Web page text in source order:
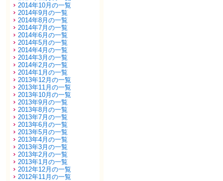
2014年10月の一覧
2014年9月の一覧
2014年8月の一覧
2014年7月の一覧
2014年6月の一覧
2014年5月の一覧
2014年4月の一覧
2014年3月の一覧
2014年2月の一覧
2014年1月の一覧
2013年12月の一覧
2013年11月の一覧
2013年10月の一覧
2013年9月の一覧
2013年8月の一覧
2013年7月の一覧
2013年6月の一覧
2013年5月の一覧
2013年4月の一覧
2013年3月の一覧
2013年2月の一覧
2013年1月の一覧
2012年12月の一覧
2012年11月の一覧